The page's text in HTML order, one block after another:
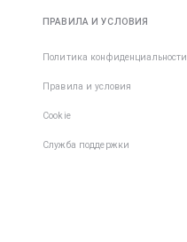
ПРАВИЛА И УСЛОВИЯ
Политика конфиденциальности
Правила и условия
Cookie
Служба поддержки